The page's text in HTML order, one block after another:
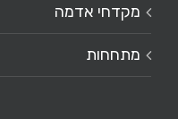
מקדחי אדמה
מתחחות